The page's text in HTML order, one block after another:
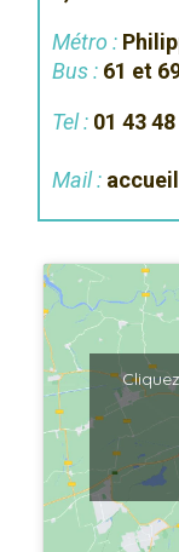
Métro :
Bus : 61 et
Tel : 01 43
Mail :